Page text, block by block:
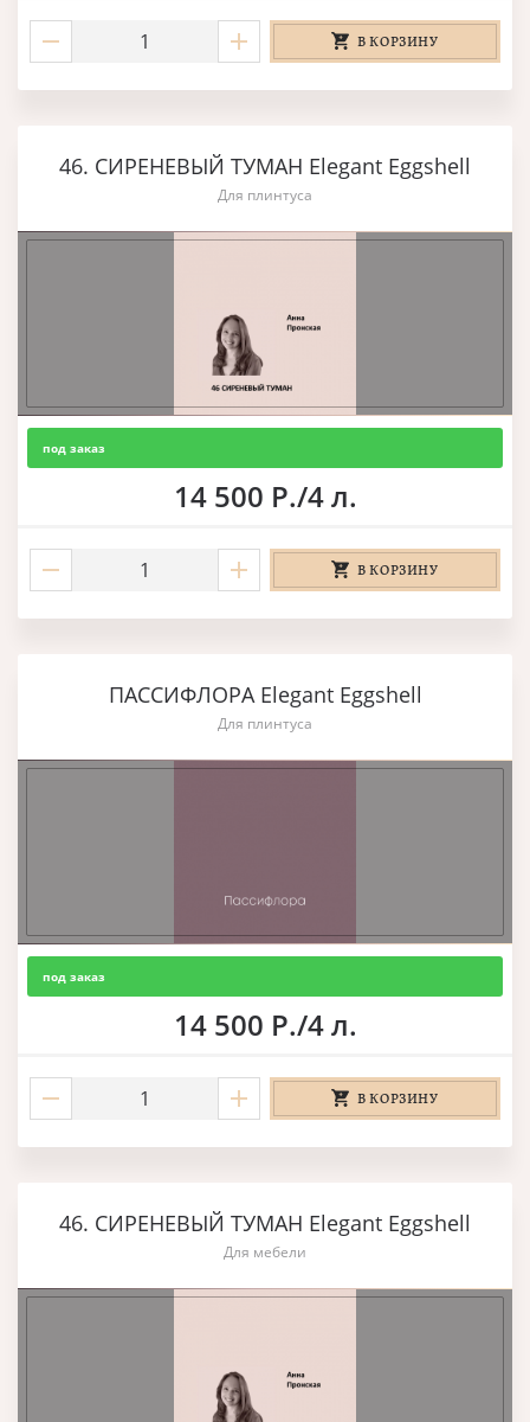
В КОРЗИНУ
46. СИРЕНЕВЫЙ ТУМАН Elegant Eggshell
Для плинтуса
под заказ
14 500 Р./4 л.
В КОРЗИНУ
ПАССИФЛОРА Elegant Eggshell
Для плинтуса
под заказ
14 500 Р./4 л.
В КОРЗИНУ
46. СИРЕНЕВЫЙ ТУМАН Elegant Eggshell
Для мебели